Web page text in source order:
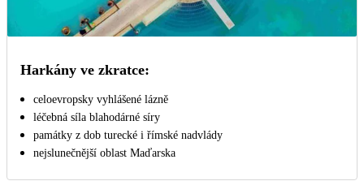
Harkány ve zkratce:
celoevropsky vyhlášené lázně
léčebná síla blahodárné síry
památky z dob turecké i římské nadvlády
nejslunečnější oblast Maďarska